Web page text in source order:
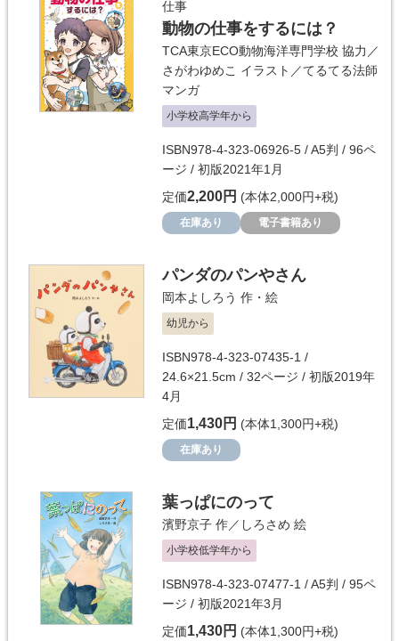
仕事
動物の仕事をするには？
TCA東京ECO動物海洋専門学校 協力／
さがわゆめこ イラスト／てるてる法師
マンガ
小学校高学年から
ISBN978-4-323-06926-5 / A5判 / 96ペ
ージ / 初版2021年1月
定価2,200円 (本体2,000円+税)
在庫あり 電子書籍あり
パンダのパンやさん
岡本よしろう 作・絵
幼児から
ISBN978-4-323-07435-1 /
24.6×21.5cm / 32ページ / 初版2019年
4月
定価1,430円 (本体1,300円+税)
在庫あり
葉っぱにのって
濱野京子 作／ しろさめ 絵
小学校低学年から
ISBN978-4-323-07477-1 / A5判 / 95ペ
ージ / 初版2021年3月
定価1,430円 (本体1,300円+税)